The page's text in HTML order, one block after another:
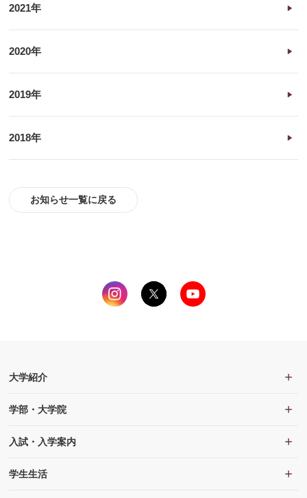
2021年
2020年
2019年
2018年
お知らせ一覧に戻る
大学紹介
学部・大学院
入試・入学案内
学生生活